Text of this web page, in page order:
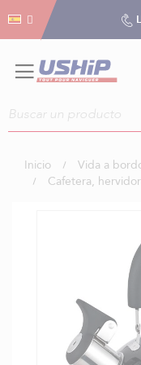
Inicio Vida a
Cafetera,
imágenes
Gestión de cookies
Gestión de cookies